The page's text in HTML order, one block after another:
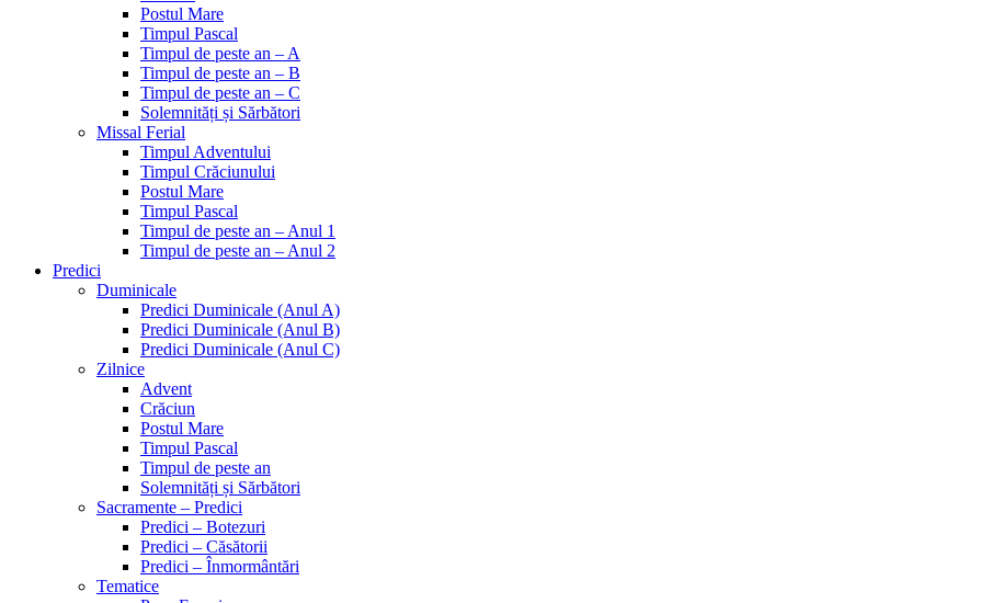
Postul Mare
Timpul Pascal
Timpul de peste an – A
Timpul de peste an – B
Timpul de peste an – C
Solemnități și Sărbători
Missal Ferial
Timpul Adventului
Timpul Crăciunului
Postul Mare
Timpul Pascal
Timpul de peste an – Anul 1
Timpul de peste an – Anul 2
Predici
Duminicale
Predici Duminicale (Anul A)
Predici Duminicale (Anul B)
Predici Duminicale (Anul C)
Zilnice
Advent
Crăciun
Postul Mare
Timpul Pascal
Timpul de peste an
Solemnități și Sărbători
Sacramente – Predici
Predici – Botezuri
Predici – Căsătorii
Predici – Înmormântări
Tematice